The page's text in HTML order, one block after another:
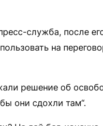
служба, после
на
решение об
они сдохли там“.